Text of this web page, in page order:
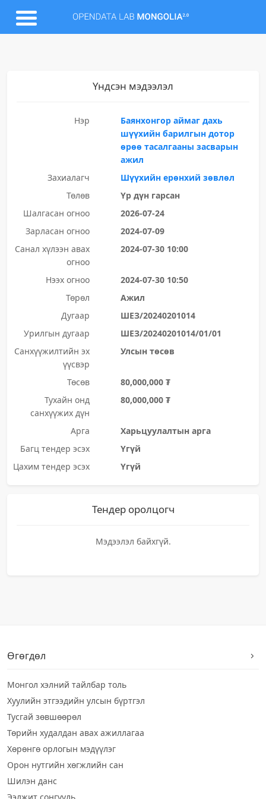
Үндсэн мэдээлэл
Нэр
Баянхонгор аймаг дахь
шүүхийн барилгын дотор
өрөө тасалгааны засварын
ажил
Захиалагч
Шүүхийн ерөнхий зөвлөл
Төлөв
Үр дүн гарсан
Шалгасан огноо
2026-07-24
Зарласан огноо
2024-07-09
Санал хүлээн авах
огноо
2024-07-30 10:00
Нээх огноо
2024-07-30 10:50
Төрөл
Ажил
Дугаар
ШЕЗ/20240201014
Урилгын дугаар
ШЕЗ/20240201014/01/01
Санхүүжилтийн эх
үүсвэр
Улсын төсөв
Төсөв
80,000,000 ₮
Тухайн онд
санхүүжих дүн
80,000,000 ₮
Арга
Харьцуулалтын арга
Багц тендер эсэх
Үгүй
Цахим тендер эсэх
Үгүй
Тендер оролцогч
Мэдээлэл байхгүй.
Өгөгдөл
Монгол хэлний тайлбар толь
Хуулийн этгээдийн улсын бүртгэл
Тусгай зөвшөөрөл
Төрийн худалдан авах ажиллагаа
Хөрөнгө орлогын мэдүүлэг
Орон нутгийн хөгжлийн сан
Шилэн данс